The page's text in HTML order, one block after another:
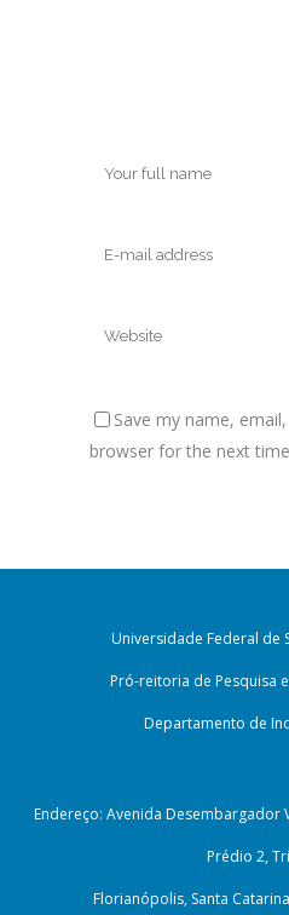
Save my name,
browser for the next
Universidade Federal de
Pró-reitoria de Pesquisa e
Departamento de
Endereço: Avenida Desembargador
Prédio 2,
Florianópolis, Santa